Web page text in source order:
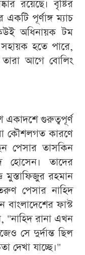
রয়েছে। বৃষ্টির
পূর্ণাঙ্গ ম্যাচ
অধিনায়ক টম
সহায়ক হতে পারে,
আগে বোলিং
একাদশে গুরুত্বপূর্ণ
কৌশলগত কারণে
পেসার তাসকিন
হোসেন। তাদের
মুস্তাফিজুর রহমান
পেসার নাহিদ
বাংলাদেশের ফাস্ট
"নাহিদ রানা এখন
সে দুর্দান্ত ছিল
দেখা যাচ্ছে।"